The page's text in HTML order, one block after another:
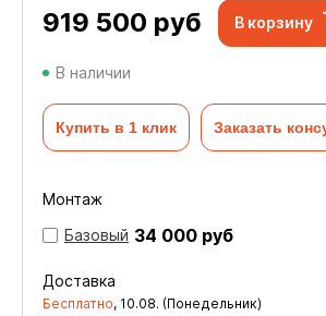
919 500 руб В корзину
В наличии
Купить в 1 клик Заказать
Монтаж
Базовый 34 000 руб
Доставка
Бесплатно, 10.08. (Понедельник)